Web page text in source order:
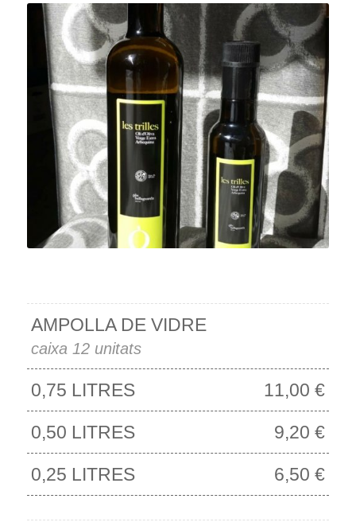
AMPOLLA DE VIDRE
caixa 12 unitats
0,75 LITRES 11,00 €
0,50 LITRES 9,20 €
0,25 LITRES 6,50 €